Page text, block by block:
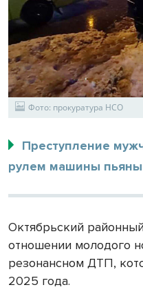
Фото: прокуратура НСО
Преступление
рулем машины
Октябрьский
отношении молодого
резонансном ДТП,
2025 года.